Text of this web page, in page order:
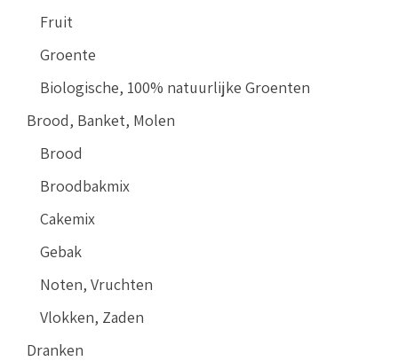
Fruit
Groente
Biologische, 100% natuurlijke Groenten
Brood, Banket, Molen
Brood
Broodbakmix
Cakemix
Gebak
Noten, Vruchten
Vlokken, Zaden
Dranken